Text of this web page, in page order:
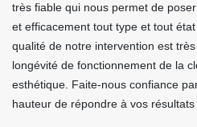
très fiable qui nous permet de
et efficacement tout type et tout
qualité de notre intervention est
longévité de fonctionnement de la
esthétique. Faite-nous confiance
hauteur de répondre à vos résultats